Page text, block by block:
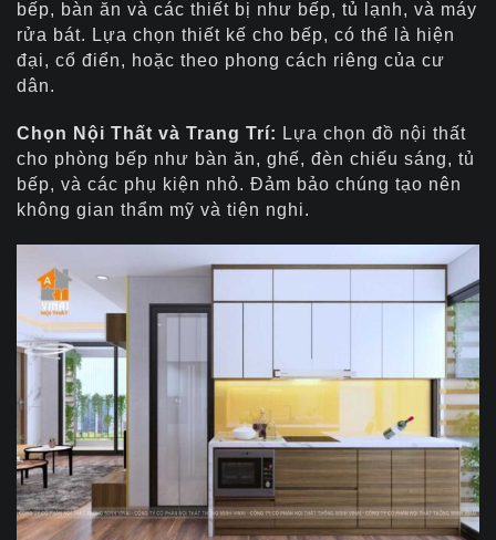
bếp, bàn ăn và các thiết bị như bếp, tủ lạnh, và máy
rửa bát. Lựa chọn thiết kế cho bếp, có thể là hiện
đại, cổ điển, hoặc theo phong cách riêng của cư
dân.
Chọn Nội Thất và Trang Trí: Lựa chọn đồ nội thất
cho phòng bếp như bàn ăn, ghế, đèn chiếu sáng, tủ
bếp, và các phụ kiện nhỏ. Đảm bảo chúng tạo nên
không gian thẩm mỹ và tiện nghi.